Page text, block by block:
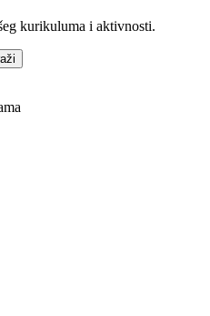
kurikuluma i aktivnosti.